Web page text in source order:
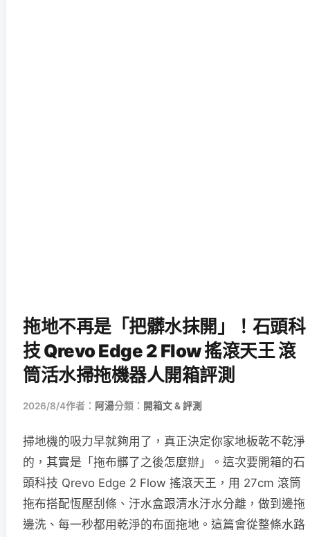
拖地不再是「把髒水抹開」！石頭科
技 Qrevo Edge 2 Flow 搖滾天王 滾
筒活水掃拖機器人開箱評測
2026/8/4作者： 阿湯分類： 開箱文 & 評測
掃地機的吸力早就夠用了，真正決定你家地板乾不乾淨
的，其實是「拖布髒了之後怎麼辦」。這次要開箱的石
頭科技 Qrevo Edge 2 Flow 搖滾天王，用 27cm 滾筒
拖布搭配恆壓刮條、汙水盒跟清水汙水分離，做到邊拖
邊洗、每一秒都用乾淨的布面拖地。這篇會從整條水路